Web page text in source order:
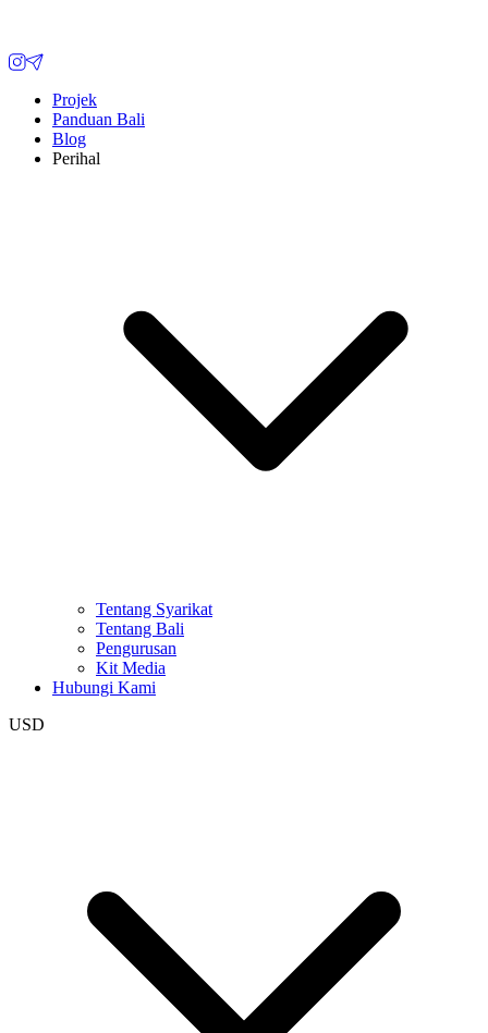
Projek
Panduan Bali
Blog
Perihal
Tentang Syarikat
Tentang Bali
Pengurusan
Kit Media
Hubungi Kami
USD